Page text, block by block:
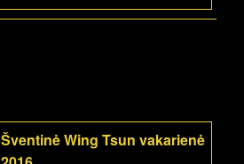
Šventinė Wing Tsun vakarienė